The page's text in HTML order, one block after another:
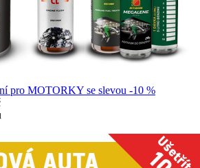
pro MOTORKY se slevou -10 %